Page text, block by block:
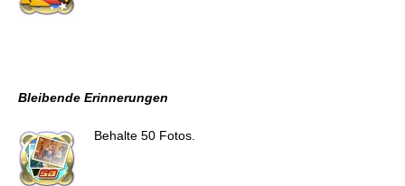
Bleibende Erinnerungen
Behalte 50 Fotos.